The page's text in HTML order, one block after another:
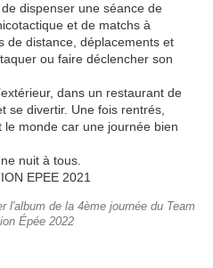
dispenser une séance de
et de matchs à
de distance, déplacements et
ou faire déclencher son
dans un restaurant de
se divertir. Une fois rentrés,
monde car une journée bien
nuit à tous.
EPEE 2021
l'album de la 4ème journée du Team
Épée 2022